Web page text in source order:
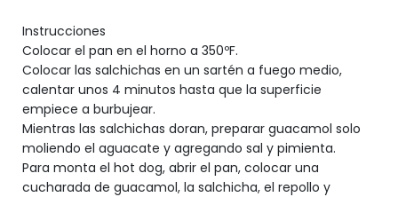
Instrucciones
Colocar el pan en el horno a 350ºF.
Colocar las salchichas en un sartén a fuego medio,
calentar unos 4 minutos hasta que la superficie
empiece a burbujear.
Mientras las salchichas doran, preparar guacamol solo
moliendo el aguacate y agregando sal y pimienta.
Para monta el hot dog, abrir el pan, colocar una
cucharada de guacamol, la salchicha, el repollo y